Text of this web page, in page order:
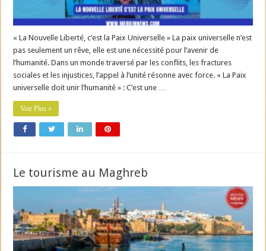
« La Nouvelle Liberté, c’est la Paix Universelle » La paix universelle n’est
pas seulement un rêve, elle est une nécessité pour l’avenir de
l’humanité. Dans un monde traversé par les conflits, les fractures
sociales et les injustices, l’appel à l’unité résonne avec force. « La Paix
universelle doit unir l’humanité » : C’est une …
Voir Plus »
Le tourisme au Maghreb